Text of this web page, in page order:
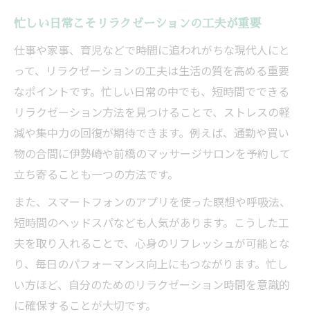
忙しい日常こそリラクゼーションの工夫が重要
仕事や家事、育児などで時間に追われがちな現代人にと
って、リラクゼーションの工夫は生活の質を高める重要
なポイントです。忙しい日常の中でも、短時間でできる
リラクゼーション方法を見つけることで、ストレスの軽
減や集中力の回復が期待できます。例えば、通勤や買い
物の合間に伊勢崎や前橋のマッサージサロンを予約して
立ち寄ることも一つの方法です。
また、スマートフォンのアプリを使った瞑想や呼吸法、
短時間のヘッドスパなども人気があります。こうした工
夫を取り入れることで、心身のリフレッシュが可能とな
り、毎日のパフォーマンス向上にもつながります。忙し
い方ほど、自分のためのリラクゼーション時間を意識的
に確保することが大切です。